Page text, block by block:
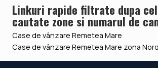
Linkuri rapide filtrate dupa
cautate zone si numarul de
Case de vânzare Remetea Mare
Case de vânzare Remetea Mare zona Nord